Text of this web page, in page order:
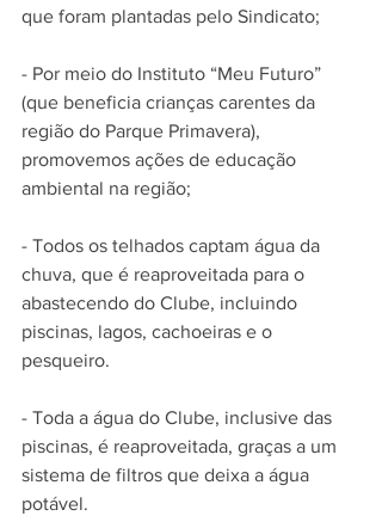
que foram plantadas pelo Sindicato;
- Por meio do Instituto “Meu Futuro”
(que beneficia crianças carentes da
região do Parque Primavera),
promovemos ações de educação
ambiental na região;
- Todos os telhados captam água da
chuva, que é reaproveitada para o
abastecendo do Clube, incluindo
piscinas, lagos, cachoeiras e o
pesqueiro.
- Toda a água do Clube, inclusive das
piscinas, é reaproveitada, graças a um
sistema de filtros que deixa a água
potável.